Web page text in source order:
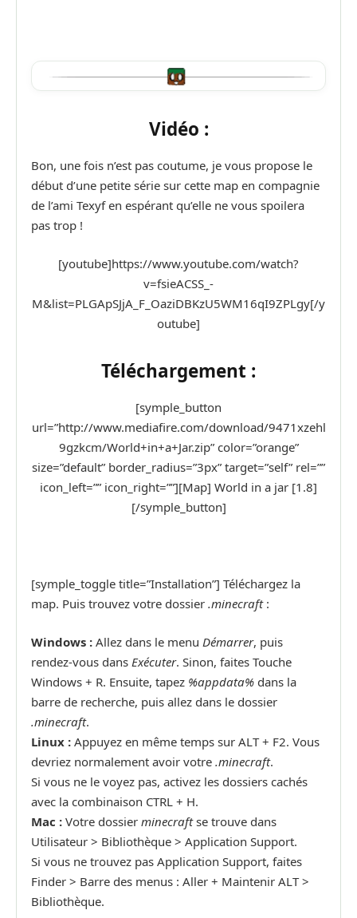
Vidéo :
Bon, une fois n’est pas coutume, je vous propose le
début d’une petite série sur cette map en compagnie
de l’ami Texyf en espérant qu’elle ne vous spoilera
pas trop !
[youtube]https://www.youtube.com/watch?
v=fsieACSS_-
M&list=PLGApSJjA_F_OaziDBKzU5WM16qI9ZPLgy[/y
outube]
Téléchargement :
[symple_button
url=”http://www.mediafire.com/download/9471xzehl
9gzkcm/World+in+a+Jar.zip” color=”orange”
size=”default” border_radius=”3px” target=”self” rel=””
icon_left=”” icon_right=””][Map] World in a jar [1.8]
[/symple_button]
[symple_toggle title=”Installation”] Téléchargez la
map. Puis trouvez votre dossier .minecraft:
Windows : Allez dans le menu Démarrer, puis
rendez-vous dans Exécuter. Sinon, faites Touche
Windows + R. Ensuite, tapez %appdata% dans la
barre de recherche, puis allez dans le dossier
.minecraft.
Linux : Appuyez en même temps sur ALT + F2. Vous
devriez normalement avoir votre .minecraft.
Si vous ne le voyez pas, activez les dossiers cachés
avec la combinaison CTRL + H.
Mac : Votre dossier minecraftse trouve dans
Utilisateur > Bibliothèque > Application Support.
Si vous ne trouvez pas Application Support, faites
Finder > Barre des menus : Aller + Maintenir ALT >
Bibliothèque.